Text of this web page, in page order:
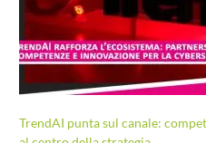
TrendAI punta sul canale: